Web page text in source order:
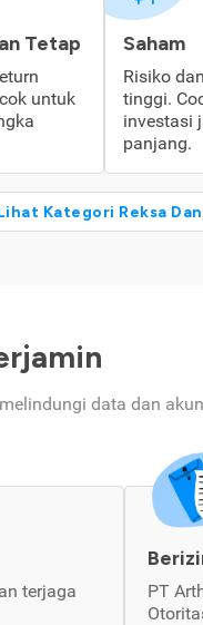
Tetap
untuk
Saham
Risiko
tinggi.
investasi
panjang.
Kategori Reksa
data dan
terjaga
PT